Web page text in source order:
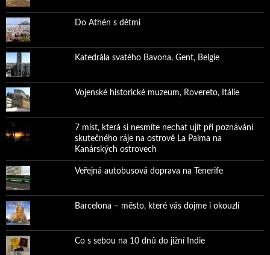
Do Athén s dětmi
Katedrála svatého Bavona, Gent, Belgie
Vojenské historické muzeum, Rovereto, Itálie
7 míst, která si nesmíte nechat ujít při poznávání
skutečného ráje na ostrově La Palma na
Kanárských ostrovech
Veřejná autobusová doprava na Tenerife
Barcelona – město, které vás dojme i okouzlí
Co s sebou na 10 dnů do jižní Indie